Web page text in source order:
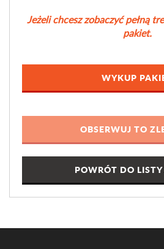
Jeżeli chcesz zobaczyć pełną
pakiet.
WYKUP
POWRÓT DO LISTY